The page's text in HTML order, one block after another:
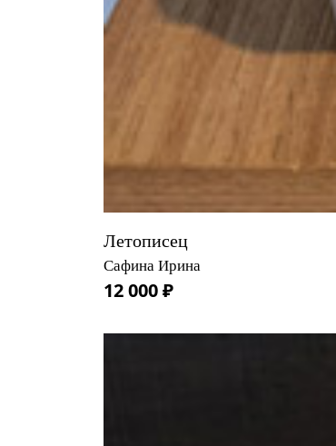
Летописец
Сафина Ирина
12 000 ₽